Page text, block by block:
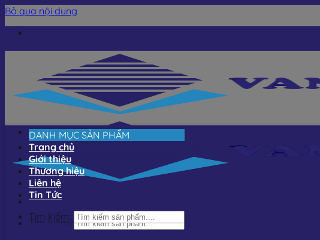
Bỏ qua nội dung
Tìm kiếm:
DANH MỤC SẢN PHẨM
Trang chủ
Giới thiệu
Thương hiệu
Liên hệ
Tin Tức
Tìm kiếm: